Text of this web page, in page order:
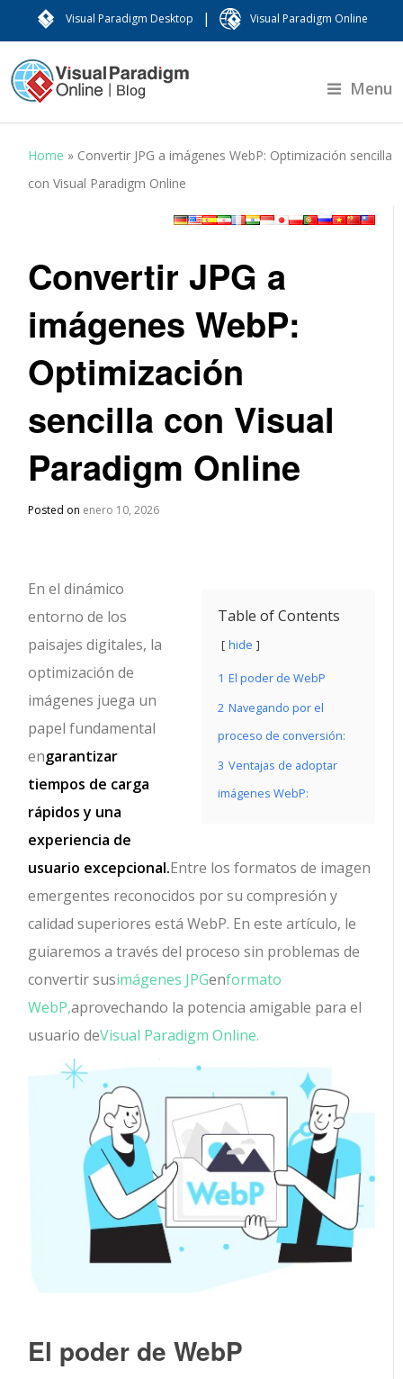
Visual Paradigm Desktop | Visual Paradigm Online
Menu
Home » Convertir JPG a imágenes WebP: Optimización sencilla
con Visual Paradigm Online
Convertir JPG a
imágenes WebP:
Optimización
sencilla con Visual
Paradigm Online
Posted on enero 10, 2026
Table of Contents
hide
1 El poder de WebP
2 Navegando por el
proceso de conversión:
3 Ventajas de adoptar
imágenes WebP:
En el dinámico
entorno de los
paisajes digitales, la
optimización de
imágenes juega un
papel fundamental
engarantizar
tiempos de carga
rápidos y una
experiencia de
usuario excepcional.Entre los formatos de imagen
emergentes reconocidos por su compresión y
calidad superiores está WebP. En este artículo, le
guiaremos a través del proceso sin problemas de
convertir susimágenes JPGenformato
WebP,aprovechando la potencia amigable para el
usuario deVisual Paradigm Online.
El poder de WebP